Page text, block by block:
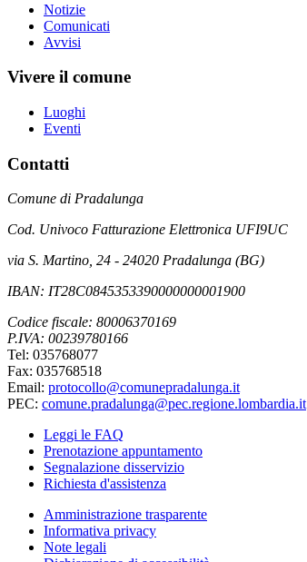
Notizie
Comunicati
Avvisi
Vivere il comune
Luoghi
Eventi
Contatti
Comune di Pradalunga
Cod. Univoco Fatturazione Elettronica UFI9UC
via S. Martino, 24 - 24020 Pradalunga (BG)
IBAN: IT28C0845353390000000001900
Codice fiscale: 80006370169
P.IVA: 00239780166
Tel: 035768077
Fax: 035768518
Email: protocollo@comunepradalunga.it
PEC: comune.pradalunga@pec.regione.lombardia.it
Leggi le FAQ
Prenotazione appuntamento
Segnalazione disservizio
Richiesta d'assistenza
Amministrazione trasparente
Informativa privacy
Note legali